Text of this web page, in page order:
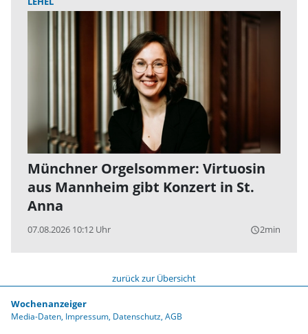
Münchner Orgelsommer: Virtuosin
aus Mannheim gibt Konzert in St.
Anna
07.08.2026 10:12 Uhr query_builder2min
zurück zur Übersicht
Wochenanzeiger
Media-Daten Impressum Datenschutz AGB